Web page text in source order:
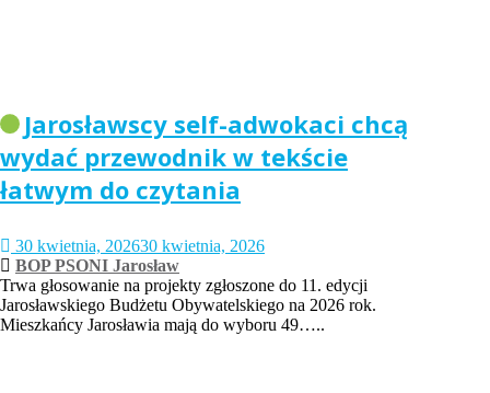
Jarosławscy self-adwokaci chcą
wydać przewodnik w tekście
łatwym do czytania
30 kwietnia, 202630 kwietnia, 2026
BOP PSONI Jarosław
Trwa głosowanie na projekty zgłoszone do 11. edycji
Jarosławskiego Budżetu Obywatelskiego na 2026 rok.
Mieszkańcy Jarosławia mają do wyboru 49…..